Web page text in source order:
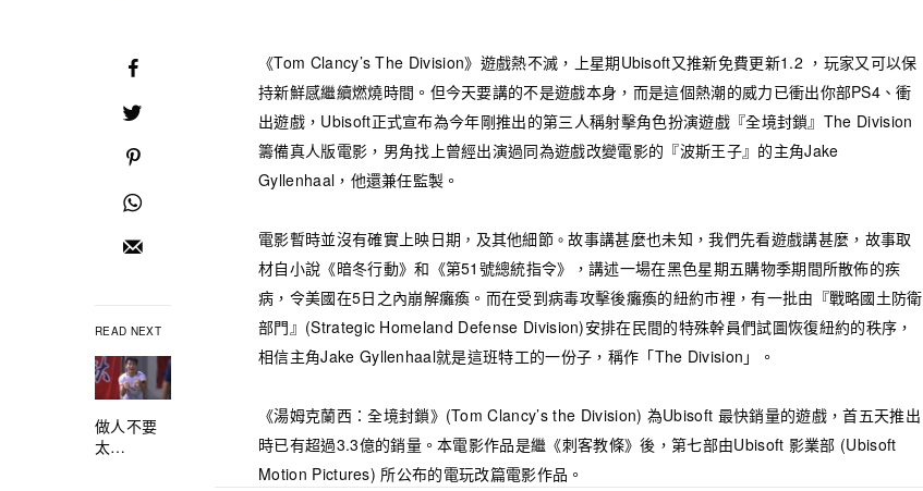
READ NEXT
做人不要
太…
《Tom Clancy’s The Division》遊戲熱不滅，上星期Ubisoft又推新免費更新1.2 ，玩家又可以保
持新鮮感繼續燃燒時間。但今天要講的不是遊戲本身，而是這個熱潮的威力已衝出你部PS4、衝
出遊戲，Ubisoft正式宣布為今年剛推出的第三人稱射擊角色扮演遊戲『全境封鎖』The Division
籌備真人版電影，男角找上曾經出演過同為遊戲改變電影的『波斯王子』的主角Jake
Gyllenhaal，他還兼任監製。
電影暫時並沒有確實上映日期 ， 及其他細節 。故事講甚麼也未知，我們先看遊戲講甚麼，故事取
材自小說《暗冬行動》和《第51號總統指令》，講述一場在黑色星期五購物季期間所散佈的疾
病，令美國在5日之內崩解癱瘓。而在受到病毒攻擊後癱瘓的紐約市裡，有一批由『戰略國土防衛
部門』(Strategic Homeland Defense Division)安排在民間的特殊幹員們試圖恢復紐約的秩序，
相信主角Jake Gyllenhaal就是這班特工的一份子，稱作「The Division」。
《湯姆克蘭西：全境封鎖》(Tom Clancy’s the Division) 為Ubisoft 最快銷量的遊戲，首五天推出
時已有超過3.3億的銷量。本電影作品是繼《刺客教條》後，第七部由Ubisoft 影業部 (Ubisoft
Motion Pictures) 所公布的電玩改篇電影作品。